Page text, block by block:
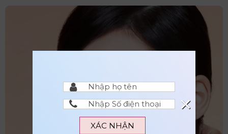
XÁC NHẬN
×